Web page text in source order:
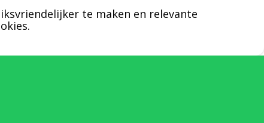
Bisscheroux:te maken en relevante